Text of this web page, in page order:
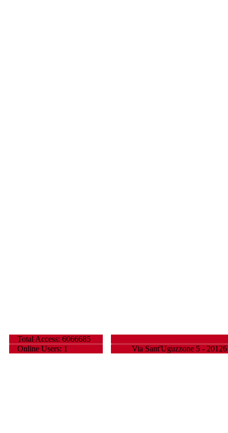
Total Access: 6066685
Online Users: 1
Via Sant'Uguzzone 5 -